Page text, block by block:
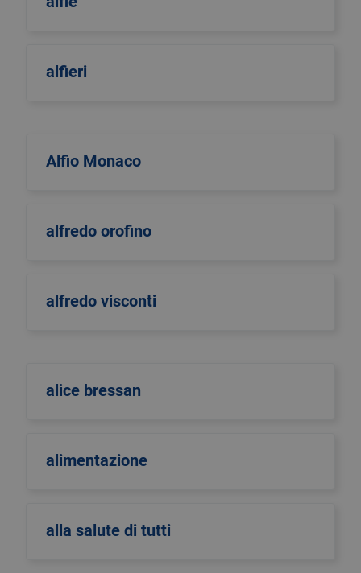
alfieri
Alfio Monaco
alfredo orofino
alfredo visconti
alice bressan
alimentazione
alla salute di tutti